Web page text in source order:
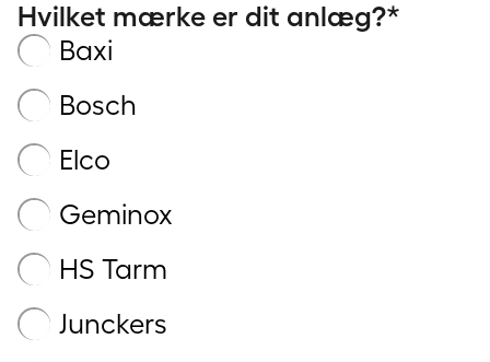
Hvilket mærke er dit anlæg?*
Baxi
Bosch
Elco
Geminox
HS Tarm
Junckers